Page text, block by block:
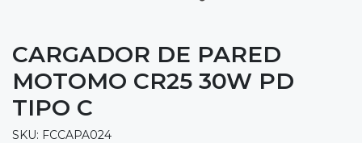
CARGADOR DE PARED
MOTOMO CR25 30W PD
TIPO C
SKU: FCCAPA024